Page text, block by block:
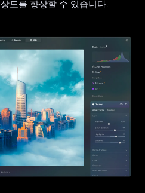
도를 향상할 수 있습니다.